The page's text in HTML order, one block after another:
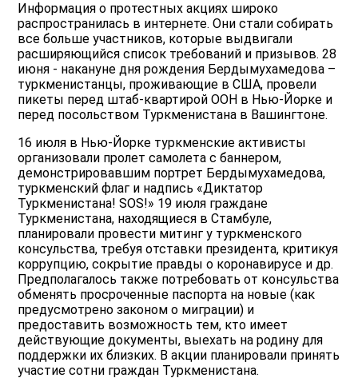
Информация о протестных акциях широко
распространилась в интернете. Они стали собирать
все больше участников, которые выдвигали
расширяющийся список требований и призывов. 28
июня - накануне дня рождения Бердымухамедова –
туркменистанцы, проживающие в США, провели
пикеты перед штаб-квартирой ООН в Нью-Йорке и
перед посольством Туркменистана в Вашингтоне.
16 июля в Нью-Йорке туркменские активисты
организовали пролет самолета с баннером,
демонстрировавшим портрет Бердымухамедова,
туркменский флаг и надпись «Диктатор
Туркменистана! SOS!» 19 июля граждане
Туркменистана, находящиеся в Стамбуле,
планировали провести митинг у туркменского
консульства, требуя отставки президента, критикуя
коррупцию, сокрытие правды о коронавирусе и др.
Предполагалось также потребовать от консульства
обменять просроченные паспорта на новые (как
предусмотрено законом о миграции) и
предоставить возможность тем, кто имеет
действующие документы, выехать на родину для
поддержки их близких. В акции планировали принять
участие сотни граждан Туркменистана.